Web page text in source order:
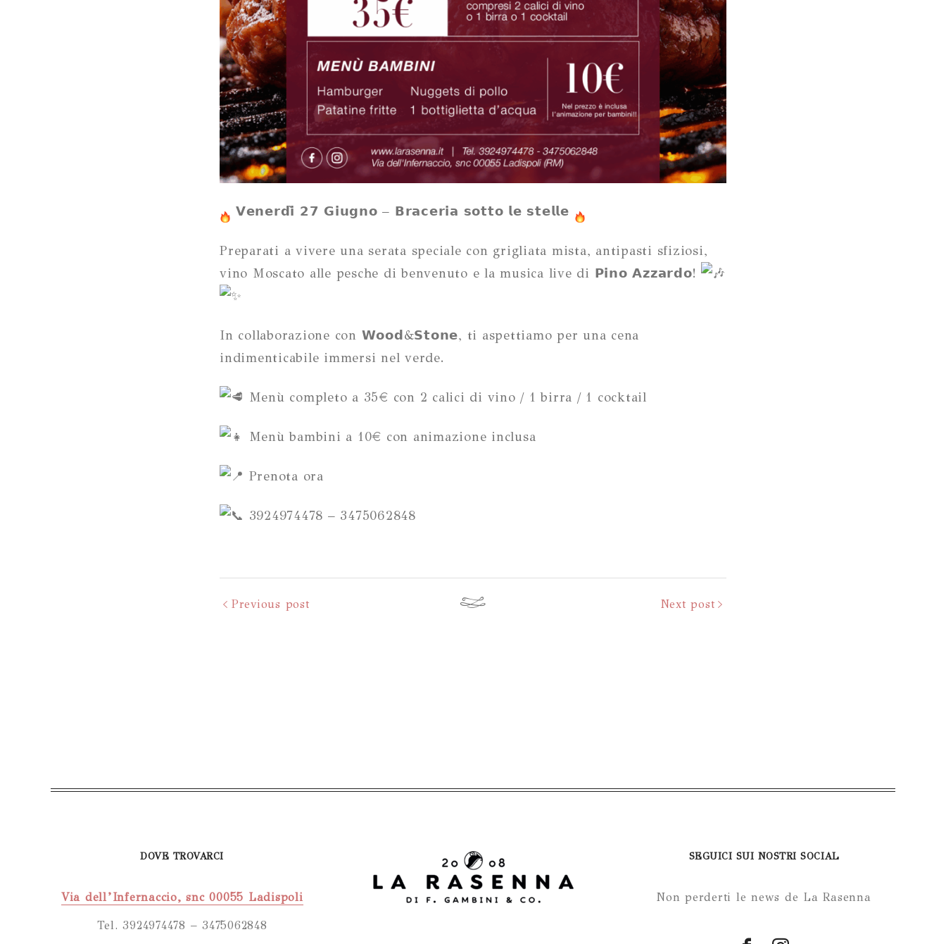
𝗩𝗲𝗻𝗲𝗿𝗱𝗶̀ 𝟮𝟳 𝗚𝗶𝘂𝗴𝗻𝗼 – 𝗕𝗿𝗮𝗰𝗲𝗿𝗶𝗮 𝘀𝗼𝘁𝘁𝗼 𝗹𝗲 𝘀𝘁𝗲𝗹𝗹𝗲
Preparati a vivere una serata speciale con grigliata mista, antipasti sfiziosi,
vino Moscato alle pesche di benvenuto e la musica live di 𝗣𝗶𝗻𝗼 𝗔𝘇𝘇𝗮𝗿𝗱𝗼!
In collaborazione con 𝗪𝗼𝗼𝗱&𝗦𝘁𝗼𝗻𝗲, ti aspettiamo per una cena
indimenticabile immersi nel verde.
Menù completo a 35€ con 2 calici di vino / 1 birra / 1 cocktail
Menù bambini a 10€ con animazione inclusa
Prenota ora
3924974478 – 3475062848
Previous post Next post
DOVE TROVARCI
Via dell’Infernaccio, snc 00055 Ladispoli
Tel. 3924974478 – 3475062848
SEGUICI SUI NOSTRI SOCIAL
Non perderti le news de La Rasenna